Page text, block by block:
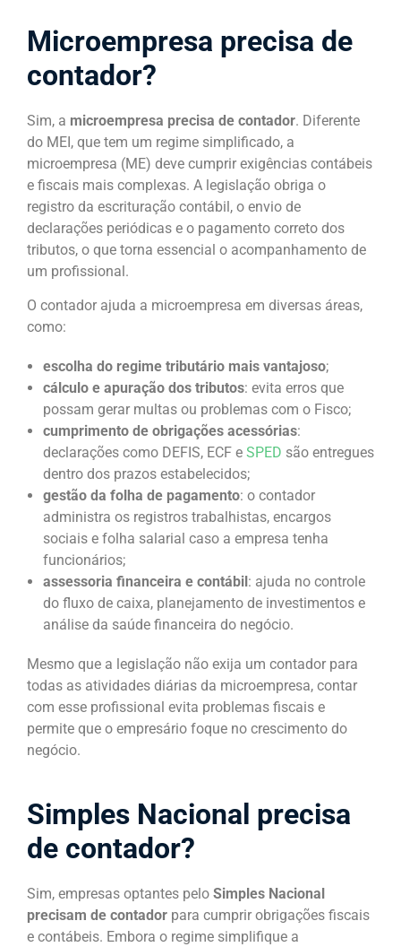
Microempresa precisa de
contador?
Sim, a microempresa precisa de contador. Diferente
do MEI, que tem um regime simplificado, a
microempresa (ME) deve cumprir exigências contábeis
e fiscais mais complexas. A legislação obriga o
registro da escrituração contábil, o envio de
declarações periódicas e o pagamento correto dos
tributos, o que torna essencial o acompanhamento de
um profissional.
O contador ajuda a microempresa em diversas áreas,
como:
escolha do regime tributário mais vantajoso;
cálculo e apuração dos tributos: evita erros que
possam gerar multas ou problemas com o Fisco;
cumprimento de obrigações acessórias:
declarações como DEFIS, ECF e SPED são entregues
dentro dos prazos estabelecidos;
gestão da folha de pagamento: o contador
administra os registros trabalhistas, encargos
sociais e folha salarial caso a empresa tenha
funcionários;
assessoria financeira e contábil: ajuda no controle
do fluxo de caixa, planejamento de investimentos e
análise da saúde financeira do negócio.
Mesmo que a legislação não exija um contador para
todas as atividades diárias da microempresa, contar
com esse profissional evita problemas fiscais e
permite que o empresário foque no crescimento do
negócio.
Simples Nacional precisa
de contador?
Sim, empresas optantes pelo Simples Nacional
precisam de contador para cumprir obrigações fiscais
e contábeis. Embora o regime simplifique a